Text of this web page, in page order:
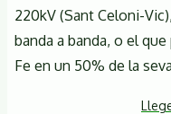
220kV (Sant Celoni-
banda a banda, o el
Fe en un 50% de la